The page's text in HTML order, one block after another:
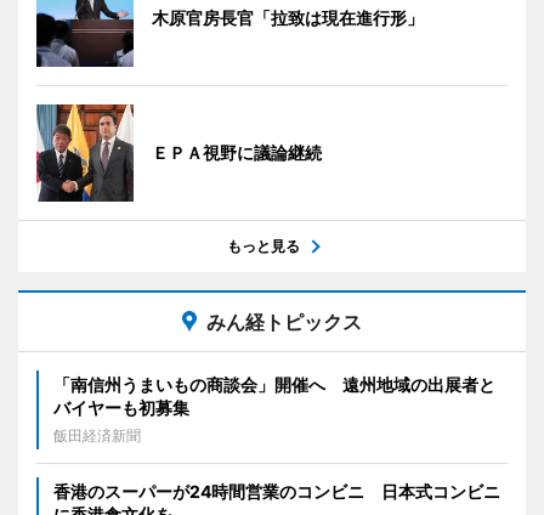
木原官房長官「拉致は現在進行形」
ＥＰＡ視野に議論継続
もっと見る
みん経トピックス
「南信州うまいもの商談会」開催へ 遠州地域の出展者と
バイヤーも初募集
飯田経済新聞
香港のスーパーが24時間営業のコンビニ 日本式コンビニ